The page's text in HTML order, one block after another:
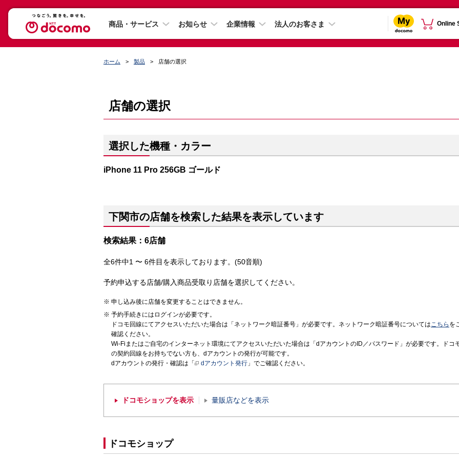
商品・サービス お知らせ 企業情報 法人のお客さま Online
ホーム 製品 店舗の選択
店舗の選択
選択した機種・カラー
iPhone 11 Pro 256GB ゴールド
下関市の店舗を検索した結果を表示しています
検索結果：6店舗
全6件中1 〜 6件目を表示しております。(50音順)
予約申込する店舗/購入商品受取り店舗を選択してください。
申し込み後に店舗を変更することはできません。
予約手続きにはログインが必要です。
ドコモ回線にてアクセスいただいた場合は「ネットワーク暗証番号」が必要です。ネットワーク暗証番号についてはこちら を
確認ください。
Wi-Fiまたはご自宅のインターネット環境にてアクセスいただいた場合は「dアカウントのID／パスワード」が必要です。ドコ
の契約回線をお持ちでない方も、dアカウントの発行が可能です。
dアカウントの発行・確認は「
dアカウント発行 」でご確認ください。
ドコモショップを表示 量販店などを表示
ドコモショップ